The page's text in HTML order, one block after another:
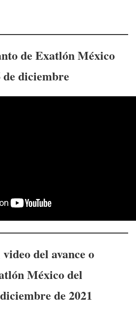
de Exatlón México
diciembre
del avance o
México del
de 2021